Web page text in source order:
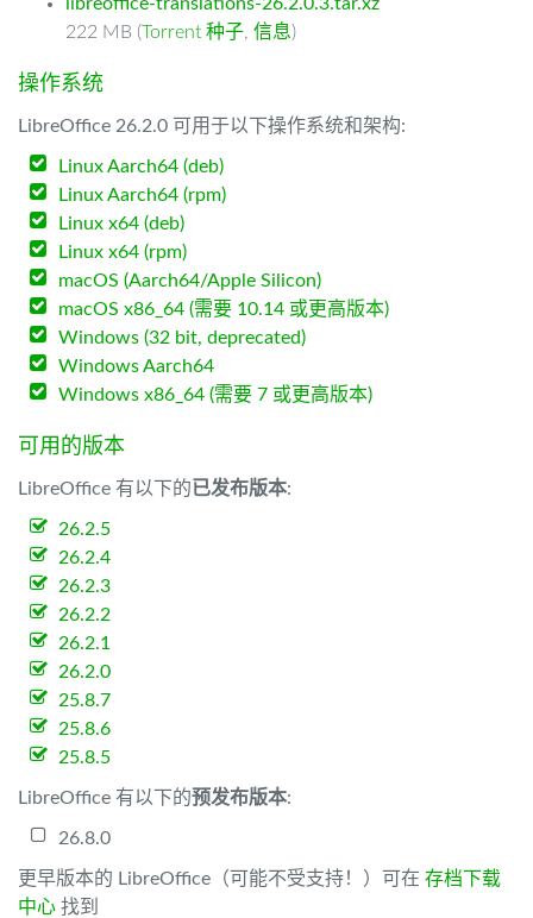
222 MB (Torrent 种子, 信息)
操作系统
LibreOffice 26.2.0 可用于以下操作系统和架构:
Linux Aarch64 (deb)
Linux Aarch64 (rpm)
Linux x64 (deb)
Linux x64 (rpm)
macOS (Aarch64/Apple Silicon)
macOS x86_64 (需要 10.14 或更高版本)
Windows (32 bit, deprecated)
Windows Aarch64
Windows x86_64 (需要 7 或更高版本)
可用的版本
LibreOffice 有以下的已发布版本:
26.2.5
26.2.4
26.2.3
26.2.2
26.2.1
26.2.0
25.8.7
25.8.6
25.8.5
LibreOffice 有以下的预发布版本:
26.8.0
更早版本的 LibreOffice（可能不受支持！）可在 存档下载
中心 找到